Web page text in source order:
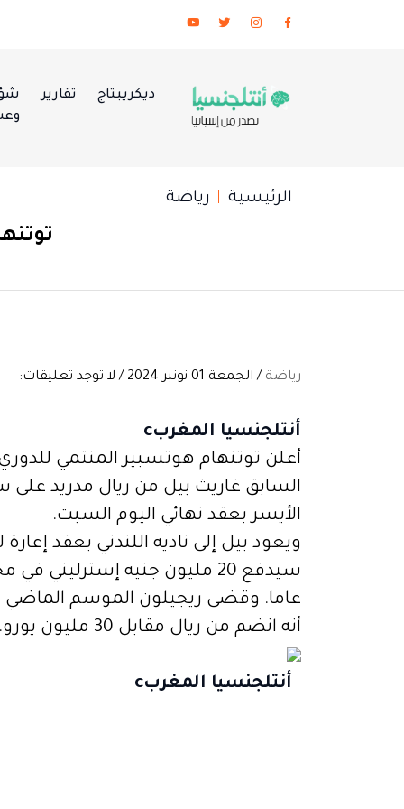
ديكريبتاج تقارير
الرئيسية رياضة
رياضة / الجمعة 01 نونبر 2024 / لا توجد تعليقات:
أنتلجنسيا المغربc
أعلن توتنهام هوتسبير المنتمي للدوري
السابق غاريث بيل من ريال مدريد
الأيسر بعقد نهائي اليوم السبت.
ويعود بيل إلى ناديه اللندني بعقد
عاما. وقضى ريجيلون الموسم الماضي
أنه انضم من ريال مقابل 30 مليون يورو.
أنتلجنسيا المغربc